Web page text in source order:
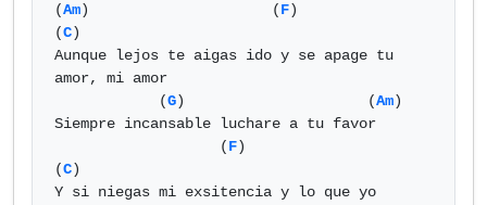
(Am)                     (F)
(C)
Aunque lejos te aigas ido y se apage tu
amor, mi amor
            (
G)                     (Am)
Siempre incansable luchare a tu favor
                   (
F)
(C)
Y si niegas mi exsitencia y lo que yo